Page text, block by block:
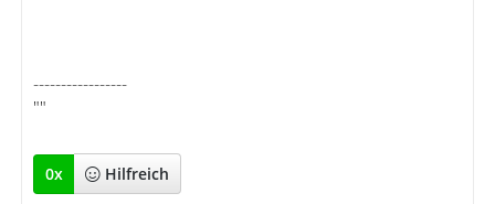
-----------------
""
0x Hilfreich